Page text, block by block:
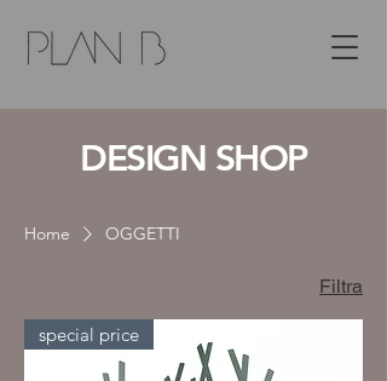
DESIGN SHOP
Home OGGETTI
Filtra
special price